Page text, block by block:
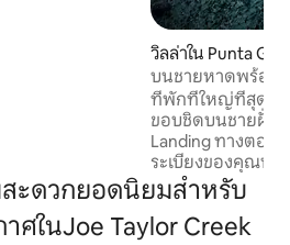
วิลล่าใน Punta
บนชายหาดพร้อม
ที่พักที่ใหญ่ที่สุดเป็
ขอบชิดบนชายฝั่งแ
Landing ทางตอน
ระเบียงของคุณหรื
ป่าท่ามกลางสัตว์ป่
นกลิงและนกแปลก
แคริบเบียน ในตอ
ะดวกยอดนิยมสำหรับ
ศในJoe Taylor Creek